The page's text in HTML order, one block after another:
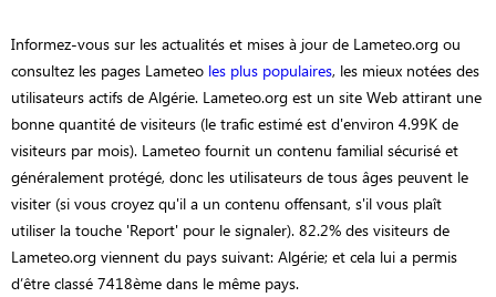
Informez-vous sur les actualités et mises à jour de Lameteo.org ou
consultez les pages Lameteo les plus populaires, les mieux notées des
utilisateurs actifs de Algérie. Lameteo.org est un site Web attirant une
bonne quantité de visiteurs (le trafic estimé est d'environ 4.99K de
visiteurs par mois). Lameteo fournit un contenu familial sécurisé et
généralement protégé, donc les utilisateurs de tous âges peuvent le
visiter (si vous croyez qu'il a un contenu offensant, s'il vous plaît
utiliser la touche 'Report' pour le signaler). 82.2% des visiteurs de
Lameteo.org viennent du pays suivant: Algérie; et cela lui a permis
d’être classé 7418ème dans le même pays.